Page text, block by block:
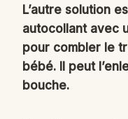
L’autre solution
autocollant avec
pour combler le
bébé. Il peut
bouche.